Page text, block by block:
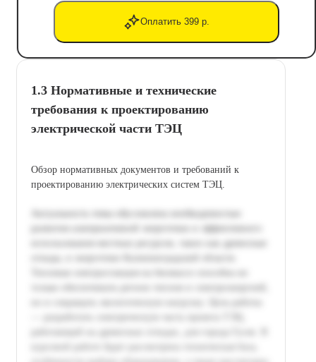
Оплатить 399 р.
1.3 Нормативные и технические
требования к проектированию
электрической части ТЭЦ
Обзор нормативных документов и требований к
проектированию электрических систем ТЭЦ.